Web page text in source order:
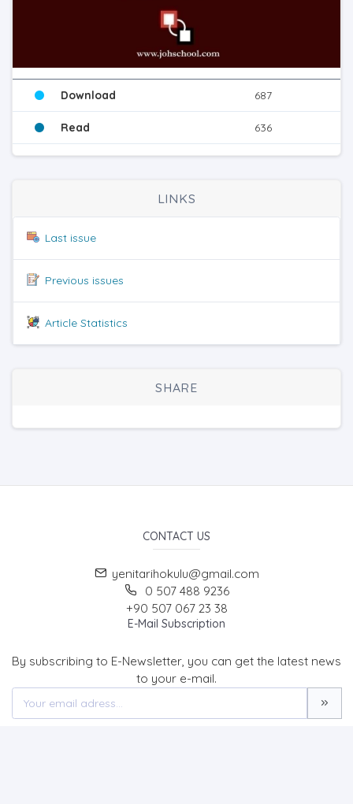
Download 687
Read 636
LINKS
Last issue
Previous issues
Article Statistics
SHARE
CONTACT US
yenitarihokulu@gmail.com
0 507 488 9236
+90 507 067 23 38
E-Mail Subscription
By subscribing to E-Newsletter, you can get the latest news
to your e-mail.